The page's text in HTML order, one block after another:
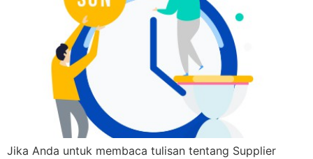
Jika Anda untuk membaca tulisan tentang Supplier